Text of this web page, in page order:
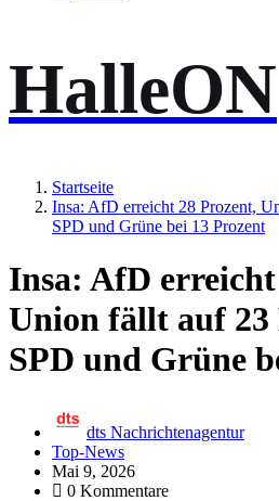
HalleON
Startseite
Insa: AfD erreicht 28 Prozent,
SPD und Grüne bei 13 Prozent
Insa: AfD
Union fällt auf 23
SPD und Grüne
dts Nachrichtenagentur
Top-News
Mai 9, 2026
0 Kommentare